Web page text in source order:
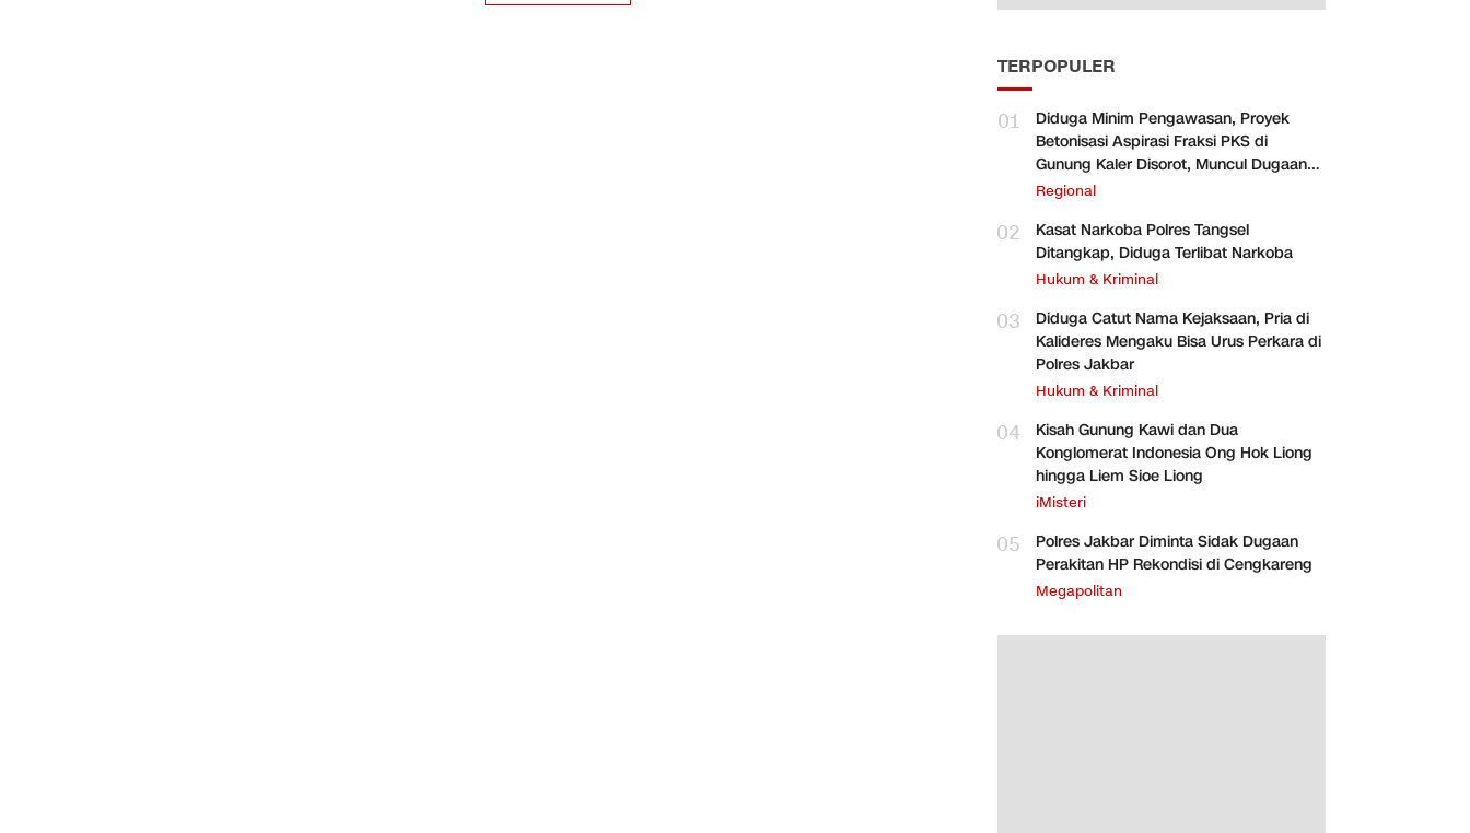
TERPOPULER
01
Diduga Minim Pengawasan, Proyek
Betonisasi Aspirasi Fraksi PKS di
Gunung Kaler Disorot, Muncul Dugaan
Pengurangan Volume
Regional
02
Kasat Narkoba Polres Tangsel
Ditangkap, Diduga Terlibat Narkoba
Hukum & Kriminal
03
Diduga Catut Nama Kejaksaan, Pria di
Kalideres Mengaku Bisa Urus Perkara di
Polres Jakbar
Hukum & Kriminal
04
Kisah Gunung Kawi dan Dua
Konglomerat Indonesia Ong Hok Liong
hingga Liem Sioe Liong
iMisteri
05
Polres Jakbar Diminta Sidak Dugaan
Perakitan HP Rekondisi di Cengkareng
Megapolitan